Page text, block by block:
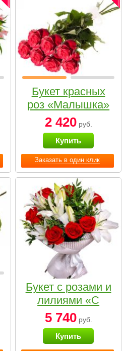
Заказать в один клик
Букет красных
роз «Малышка»
2 420руб.
Купить
Букет с розами и
лилиями «С
наилучшими
пожеланиями»
5 740руб.
Купить